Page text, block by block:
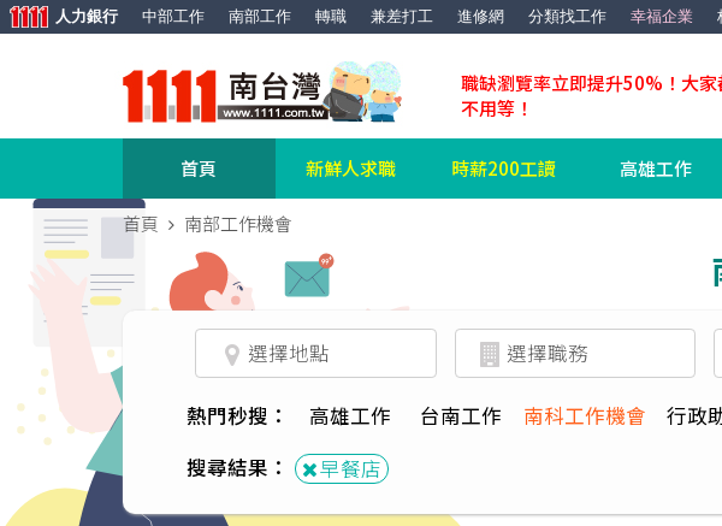
人力銀行 中部工作 南部工作 轉職 兼差打工 進修網 分類找工作 幸福企業
職缺瀏覽率立即提升50%！大
不用等！
首頁 新鮮人求職 時薪200工讀 高雄工作
首頁 南部工作機會
熱門秒搜： 高雄工作 台南工作 南科工作機會 行政
搜尋結果：
早餐店